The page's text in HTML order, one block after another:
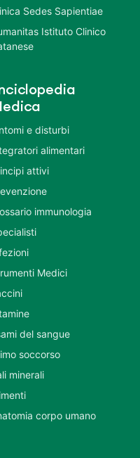
Sedes Sapientiae
Istituto Clinico
e disturbi
alimentari
attivi
immunologia
Medici
del sangue
soccorso
minerali
corpo umano